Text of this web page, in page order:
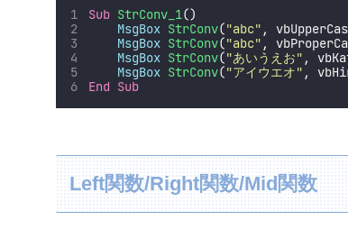
Sub StrConv_1()
MsgBox StrConv("abc" ,
MsgBox StrConv("abc" ,
MsgBox StrConv("あいうえお" ,
MsgBox StrConv("アイウエオ" ,
End Sub
Left関数/Right関数/Mid関数